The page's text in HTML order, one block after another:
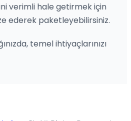
verimli hale getirmek için
ederek paketleyebilirsiniz.
temel ihtiyaçlarınızı